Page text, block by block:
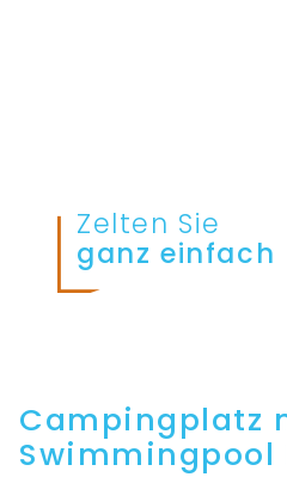
Zelten Sie
ganz einfach
Campingplatz
Swimmingpool